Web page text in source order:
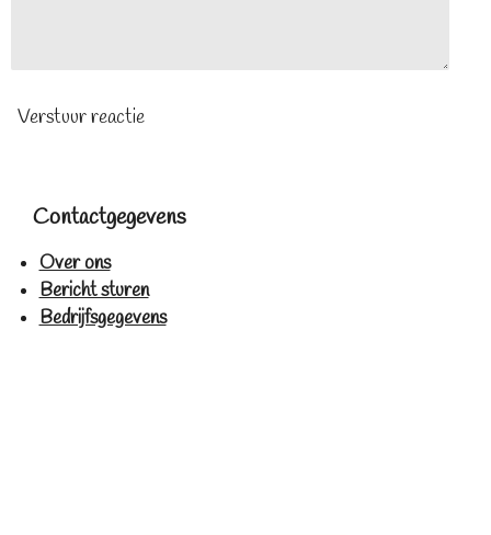
Verstuur reactie
Contactgegevens
Over ons
Bericht sturen
Bedrijfsgegevens